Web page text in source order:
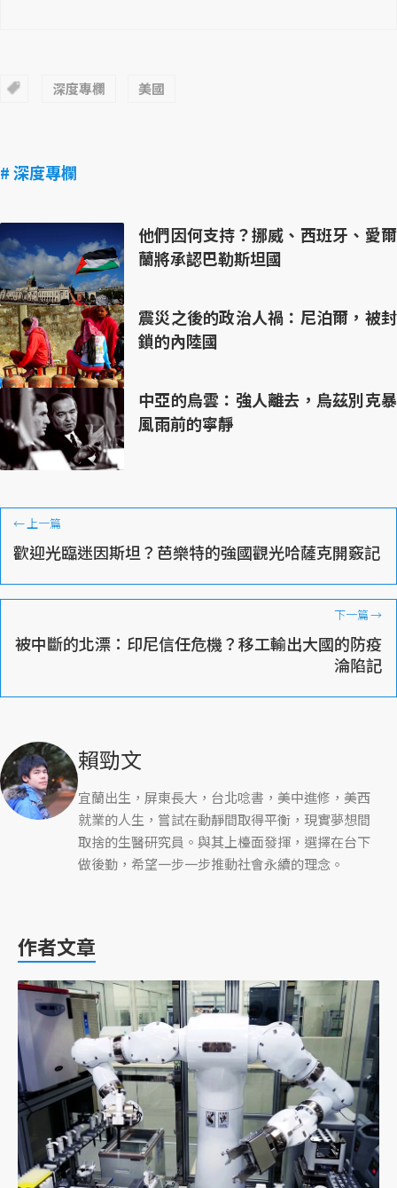
深度專欄 美國
# 深度專欄
他們因何支持？挪威、西班牙、愛爾
蘭將承認巴勒斯坦國
震災之後的政治人禍：尼泊爾，被封
鎖的內陸國
中亞的烏雲：強人離去，烏茲別克暴
風雨前的寧靜
←上一篇
歡迎光臨迷因斯坦？芭樂特的強國觀光哈薩克開竅記
下一篇→
被中斷的北漂：印尼信任危機？移工輸出大國的防疫
淪陷記
賴勁文
宜蘭出生，屏東長大，台北唸書，美中進修，美西
就業的人生，嘗試在動靜間取得平衡，現實夢想間
取捨的生醫研究員。與其上檯面發揮，選擇在台下
做後勤，希望一步一步推動社會永續的理念。
作者文章